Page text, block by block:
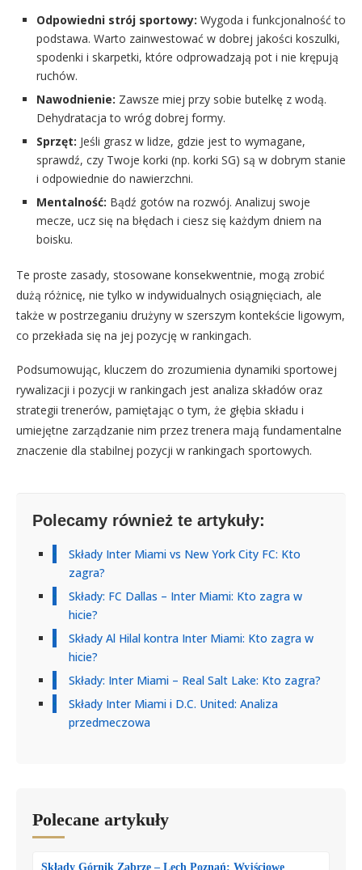
Odpowiedni strój sportowy: Wygoda i funkcjonalność to
podstawa. Warto zainwestować w dobrej jakości koszulki,
spodenki i skarpetki, które odprowadzają pot i nie krępują
ruchów.
Nawodnienie: Zawsze miej przy sobie butelkę z wodą.
Dehydratacja to wróg dobrej formy.
Sprzęt: Jeśli grasz w lidze, gdzie jest to wymagane,
sprawdź, czy Twoje korki (np. korki SG) są w dobrym stanie
i odpowiednie do nawierzchni.
Mentalność: Bądź gotów na rozwój. Analizuj swoje
mecze, ucz się na błędach i ciesz się każdym dniem na
boisku.
Te proste zasady, stosowane konsekwentnie, mogą zrobić
dużą różnicę, nie tylko w indywidualnych osiągnięciach, ale
także w postrzeganiu drużyny w szerszym kontekście ligowym,
co przekłada się na jej pozycję w rankingach.
Podsumowując, kluczem do zrozumienia dynamiki sportowej
rywalizacji i pozycji w rankingach jest analiza składów oraz
strategii trenerów, pamiętając o tym, że głębia składu i
umiejętne zarządzanie nim przez trenera mają fundamentalne
znaczenie dla stabilnej pozycji w rankingach sportowych.
Polecamy również te artykuły:
Składy Inter Miami vs New York City FC: Kto
zagra?
Składy: FC Dallas – Inter Miami: Kto zagra w
hicie?
Składy Al Hilal kontra Inter Miami: Kto zagra w
hicie?
Składy: Inter Miami – Real Salt Lake: Kto zagra?
Składy Inter Miami i D.C. United: Analiza
przedmeczowa
Polecane artykuły
Składy Górnik Zabrze – Lech Poznań: Wyjściowe